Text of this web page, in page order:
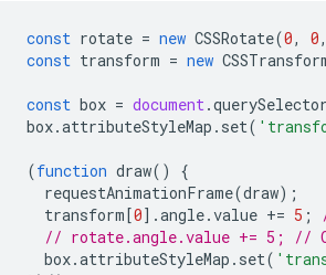
const rotate = new CSSRotate(0, 0,
const transform = new
const box = document.querySelector
box.attributeStyleMap . set(
(function draw()
{
requestAnimationFrame(draw);
transform[0].angle.value += 5 ;
// rotate.angle.value += 5; //
box.attributeStyleMap . set(